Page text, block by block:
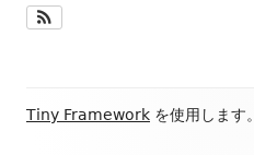
フ
Tiny Framework を使用します。